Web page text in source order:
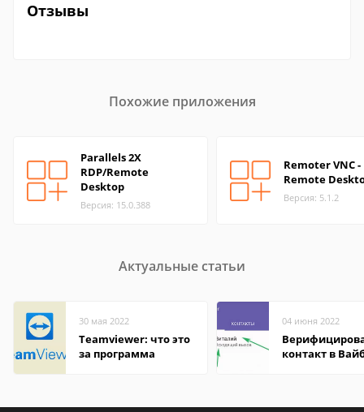
Отзывы
Похожие приложения
Parallels 2X
RDP/Remote
Desktop
Версия: 15.0.388
Remoter VNC -
Remote
Версия: 5.1.2
Актуальные статьи
30 мая 2022
Teamviewer: что это
за программа
04 июня 2022
контакт в